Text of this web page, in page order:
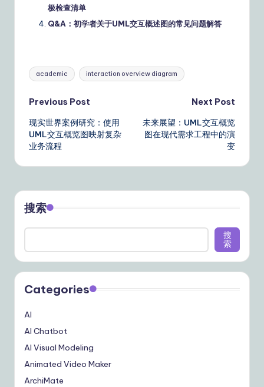
极检查清单
Q&A：初学者关于UML交互概述图的常见问题解答
Tags:
academic interaction overview diagram
Post
navigation
Previous Post
现实世界案例研究：使用
UML交互概览图映射复杂
业务流程
Next Post
未来展望：UML交互概览
图在现代需求工程中的演
变
搜索
搜
索
Categories
AI
AI Chatbot
AI Visual Modeling
Animated Video Maker
ArchiMate